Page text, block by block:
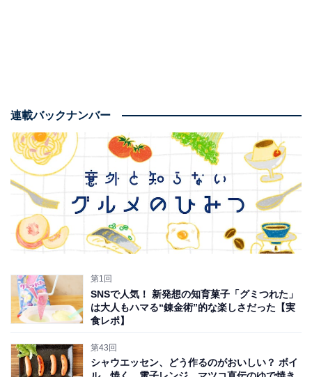
ひつまぶしのお茶漬け
最初はそのまま、次は薬味をのせて、最後はお茶漬け
と、3度違う食べ方が楽しめるひつまぶし。お茶、お
連載バックナンバー
第1回
SNSで人気！ 新発想の知育菓子「グミつれた」
は大人もハマる“錬金術”的な楽しさだった【実
食レポ】
第43回
シャウエッセン、どう作るのがおいしい？ ボイ